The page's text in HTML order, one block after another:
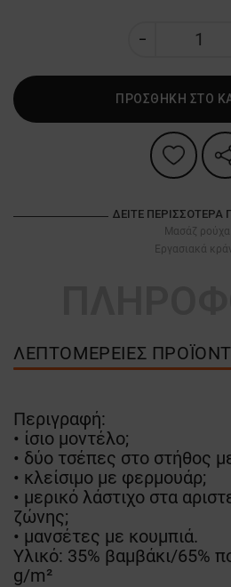
ΠΡΟΣΘΗΚΗ ΣΤΟ
ΔΕΊΤΕ ΠΕΡΙΣΣΌΤΕΡΑ
Μασάζ ρούχα
Εργασιακά
ΛΕΠΤΟΜΈΡΕΙΕΣ
Περιγραφή:
• ίσιο μοντέλο;
• δύο τσέπες στο στήθος
• κλείσιμο με φερμουάρ;
• μερικό λάστιχο στα
ζώνης;
• μανσέτες με κουμπιά.
Υλικό: 35% βαμβάκι/65%
g/m²